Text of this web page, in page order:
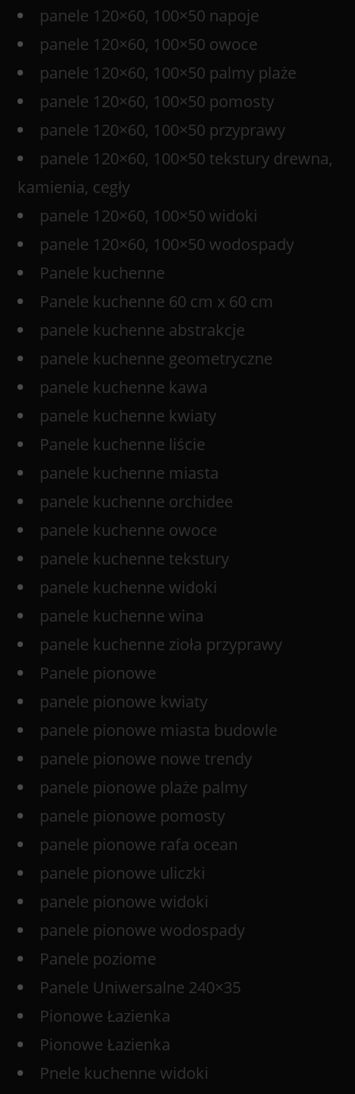
panele 120×60, 100×50 napoje
panele 120×60, 100×50 owoce
panele 120×60, 100×50 palmy plaże
panele 120×60, 100×50 pomosty
panele 120×60, 100×50 przyprawy
panele 120×60, 100×50 tekstury drewna,
kamienia, cegły
panele 120×60, 100×50 widoki
panele 120×60, 100×50 wodospady
Panele kuchenne
Panele kuchenne 60 cm x 60 cm
panele kuchenne abstrakcje
panele kuchenne geometryczne
panele kuchenne kawa
panele kuchenne kwiaty
Panele kuchenne liście
panele kuchenne miasta
panele kuchenne orchidee
panele kuchenne owoce
panele kuchenne tekstury
panele kuchenne widoki
panele kuchenne wina
panele kuchenne zioła przyprawy
Panele pionowe
panele pionowe kwiaty
panele pionowe miasta budowle
panele pionowe nowe trendy
panele pionowe plaże palmy
panele pionowe pomosty
panele pionowe rafa ocean
panele pionowe uliczki
panele pionowe widoki
panele pionowe wodospady
Panele poziome
Panele Uniwersalne 240×35
Pionowe Łazienka
Pionowe Łazienka
Pnele kuchenne widoki